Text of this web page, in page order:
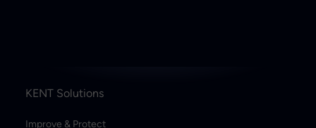
KENT Solutions
Improve & Protect